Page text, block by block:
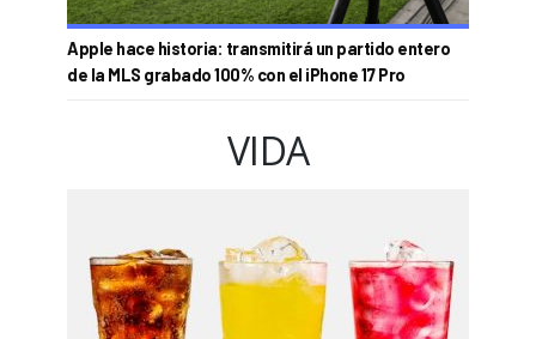
Apple hace historia: transmitirá un partido entero
de la MLS grabado 100% con el iPhone 17 Pro
VIDA